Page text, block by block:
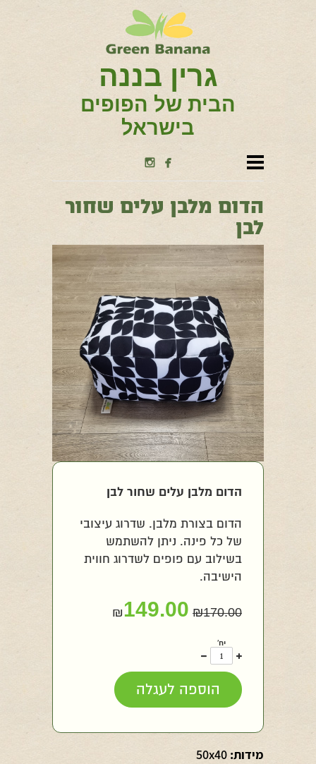
גרין בננה
הבית של הפופים
בישראל


הדום מלבן עלים שחור
לבן
הדום מלבן עלים שחור לבן
הדום בצורת מלבן. שדרוג עיצובי
של כל פינה. ניתן להשתמש
בשילוב עם פופים לשדרוג חווית
הישיבה.
₪170.00
₪149.00
יח'
עוד
אחד
אחד
הוספה לעגלה
מידות: